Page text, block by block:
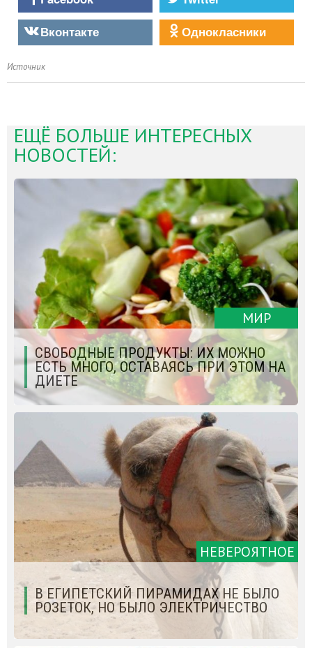
Вконтакте
Однокласники
Источник
ЕЩЁ БОЛЬШЕ ИНТЕРЕСНЫХ
НОВОСТЕЙ:
МИР
СВОБОДНЫЕ ПРОДУКТЫ: ИХ МОЖНО
ЕСТЬ МНОГО, ОСТАВАЯСЬ ПРИ ЭТОМ НА
ДИЕТЕ
НЕВЕРОЯТНОЕ
В ЕГИПЕТСКИЙ ПИРАМИДАХ НЕ БЫЛО
РОЗЕТОК, НО БЫЛО ЭЛЕКТРИЧЕСТВО